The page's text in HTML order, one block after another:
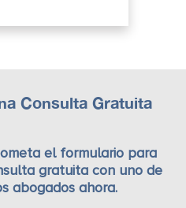
Consulta Gratuita
el formulario para
gratuita con uno de
abogados ahora.